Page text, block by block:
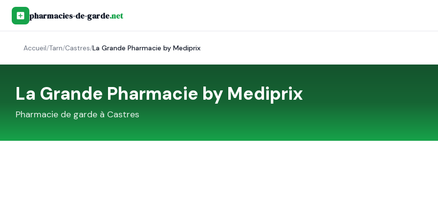
pharmacies-de-garde.net
Accueil/Tarn/Castres/La Grande Pharmacie by Mediprix
La Grande Pharmacie by Mediprix
Pharmacie de garde à Castres